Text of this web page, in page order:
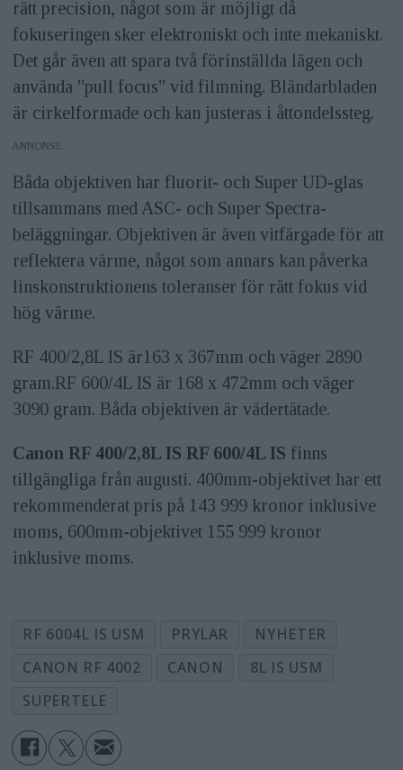
rätt precision, något som är möjligt då
fokuseringen sker elektroniskt och inte mekaniskt.
Det går även att spara två förinställda lägen och
använda "pull focus" vid filmning. Bländarbladen
är cirkelformade och kan justeras i åttondelssteg.
ANNONS
Båda objektiven har fluorit- och Super UD-glas
tillsammans med ASC- och Super Spectra-
beläggningar. Objektiven är även vitfärgade för att
reflektera värme, något som annars kan påverka
linskonstruktionens toleranser för rätt fokus vid
hög värme.
RF 400/2,8L IS är163 x 367mm och väger 2890
gram.RF 600/4L IS är 168 x 472mm och väger
3090 gram. Båda objektiven är vädertätade.
Canon RF 400/2,8L IS RF 600/4L IS finns
tillgängliga från augusti. 400mm-objektivet har ett
rekommenderat pris på 143 999 kronor inklusive
moms, 600mm-objektivet 155 999 kronor
inklusive moms.
RF 6004L IS USM PRYLAR
NYHETER
CANON RF 4002
CANON
8L IS USM
SUPERTELE